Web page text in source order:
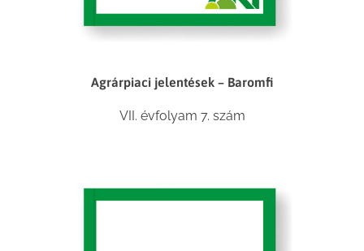
Agrárpiaci jelentések – Baromfi
VII. évfolyam 7. szám